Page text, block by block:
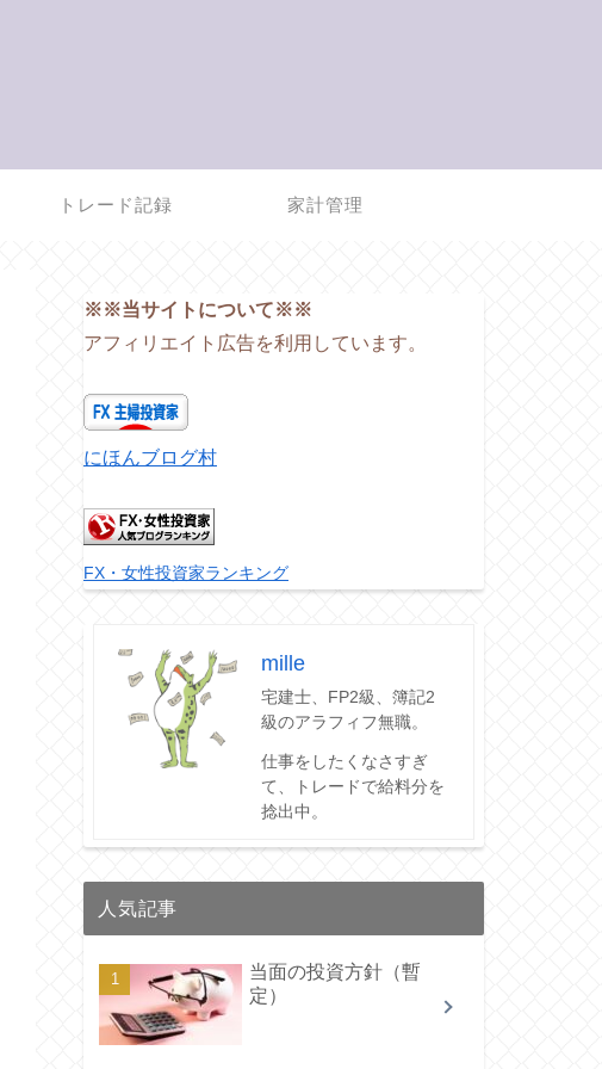
トレード記録 家計管理
※※当サイトについて※※
アフィリエイト広告を利用しています。
にほんブログ村
FX・女性投資家ランキング
mille
宅建士、FP2級、簿記2
級のアラフィフ無職。
仕事をしたくなさすぎ
て、トレードで給料分を
捻出中。
人気記事
当面の投資方針（暫
定）